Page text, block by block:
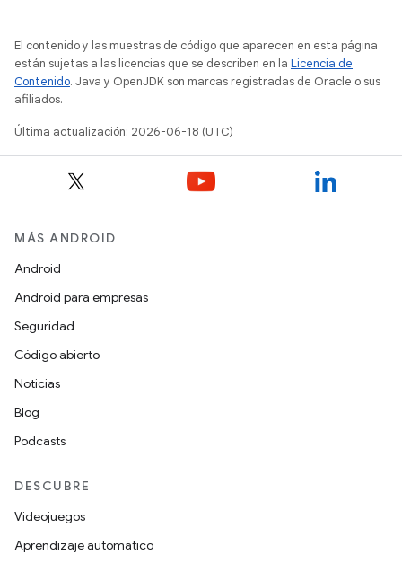
El contenido y las muestras de código que aparecen en esta página
están sujetas a las licencias que se describen en la Licencia de
Contenido. Java y OpenJDK son marcas registradas de Oracle o sus
afiliados.
Última actualización: 2026-06-18 (UTC)
MÁS ANDROID
Android
Android para empresas
Seguridad
Código abierto
Noticias
Blog
Podcasts
DESCUBRE
Videojuegos
Aprendizaje automático